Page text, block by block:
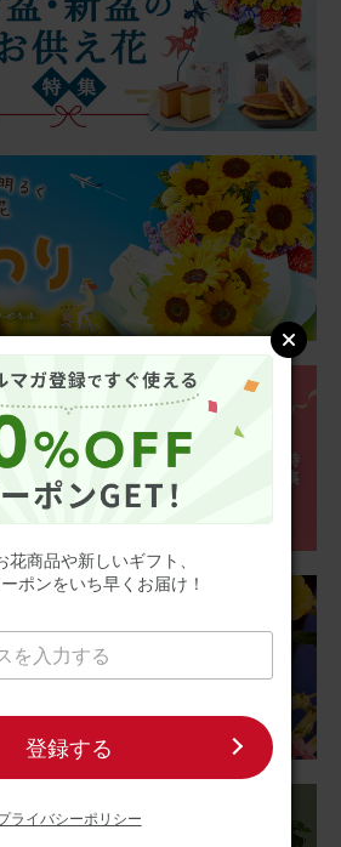
だいぶ早めに届いてしまったのです
入ってるよ！」ととても喜んでもら
り 季節のお花アレンジメント
2026/01/25
40代
ト
た。サイズにびっくりしたそうで
り 季節のお花アレンジメント
生日にプレゼントしました🌹 とても
季節のお花アレンジメント
花商品や新しいギフト、
ポンをいち早くお届け！
登録する
ライバシーポリシー